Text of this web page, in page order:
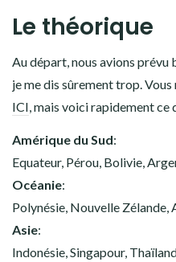
Le théorique
Au départ, nous avions prévu
je me dis sûrement trop.
ICI , mais voici rapidement ce
Amérique du Sud:
Equateur, Pérou, Bolivie,
Océanie:
Polynésie, Nouvelle Zélande,
Asie:
Indonésie, Singapour,